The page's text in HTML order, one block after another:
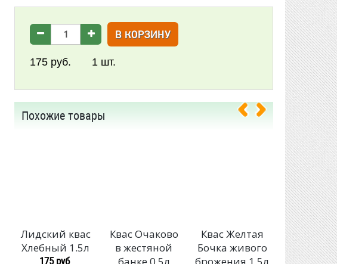
В КОРЗИНУ
175 руб. 1 шт.
Похожие товары
Лидский квас
Хлебный 1.5л
175 руб
Квас Очаково
в жестяной
Квас Желтая
Бочка живого
Квас
Хлебный
190 руб